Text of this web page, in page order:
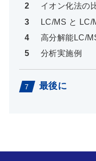
イオン化法の
LC/MS と LC/
高分解能LC/
分析実施例
最後に